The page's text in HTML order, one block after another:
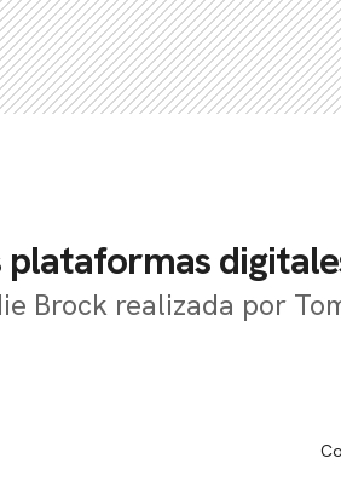
plataformas
Brock realizada por